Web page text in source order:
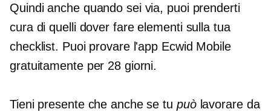
Quindi anche quando sei via, puoi prenderti
cura di quelli dover fareelementi sulla tua
checklist. Puoi provare l'app Ecwid Mobile
gratuitamente per 28 giorni.
Tieni presente che anche se tu puòlavorare da